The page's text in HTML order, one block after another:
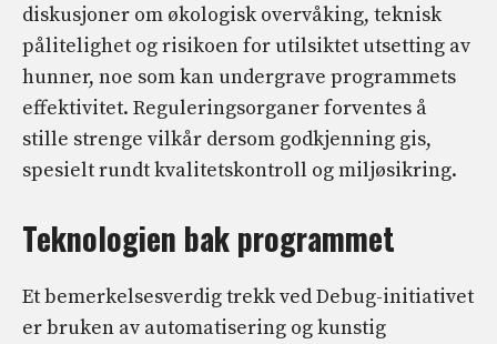
diskusjoner om økologisk overvåking, teknisk
pålitelighet og risikoen for utilsiktet utsetting av
hunner, noe som kan undergrave programmets
effektivitet. Reguleringsorganer forventes å
stille strenge vilkår dersom godkjenning gis,
spesielt rundt kvalitetskontroll og miljøsikring.
Teknologien bak programmet
Et bemerkelsesverdig trekk ved Debug-initiativet
er bruken av automatisering og kunstig